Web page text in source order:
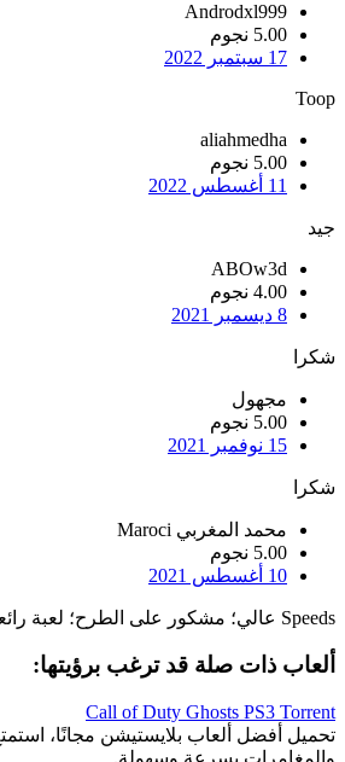
Androdxl999
5.00 نجوم
17 سبتمبر 2022
Toop
aliahmedha
5.00 نجوم
11 أغسطس 2022
جيد
ABOw3d
4.00 نجوم
8 ديسمبر 2021
شكرا
مجهول
5.00 نجوم
15 نوفمبر 2021
شكرا
محمد المغربي Maroci
5.00 نجوم
10 أغسطس 2021
Speeds عالي؛ مشكور على الطرح؛ لعبة رائعة تستحق التجربة.
ألعاب ذات صلة قد ترغب برؤيتها:
Call of Duty Ghosts PS3 Torrent
تحميل أفضل ألعاب بلايستيشن مجانًا،
والمغامرات بسرعة وسهولة.